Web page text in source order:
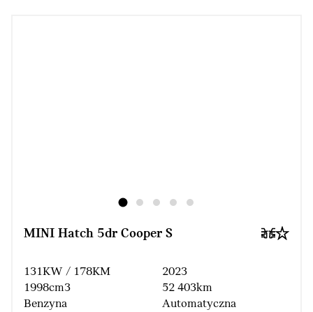
MINI Hatch 5dr Cooper S
131KW / 178KM
1998cm3
Benzyna
2023
52 403km
Automatyczna